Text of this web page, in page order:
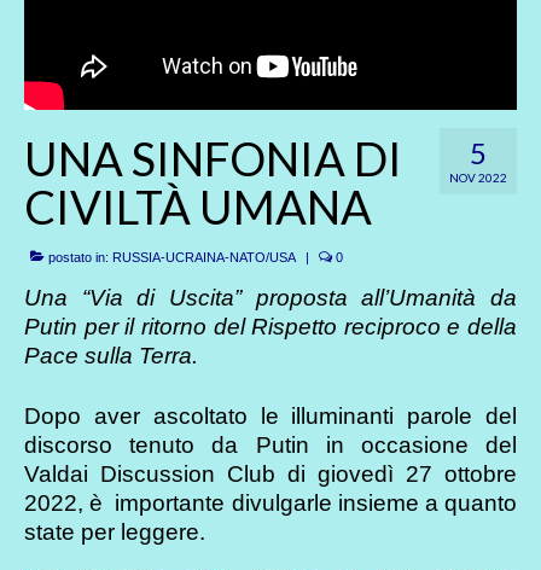
5
NOV 2022
UNA SINFONIA DI
CIVILTÀ UMANA
postato in: RUSSIA-UCRAINA-NATO/USA | 0
Una “Via di Uscita” proposta all’Umanità da
Putin per il ritorno del Rispetto reciproco e della
Pace sulla Terra.
Dopo aver ascoltato le illuminanti parole del
discorso tenuto da Putin in occasione del
Valdai Discussion Club di giovedì 27 ottobre
2022, è importante divulgarle insieme a quanto
state per leggere.